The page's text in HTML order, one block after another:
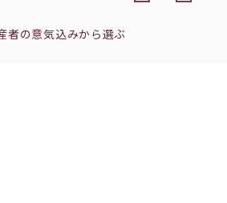
者の意気込みから選ぶ